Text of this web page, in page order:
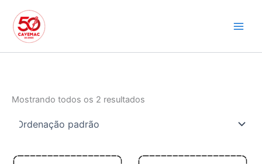
para
Mostrando todos os 2 resultados